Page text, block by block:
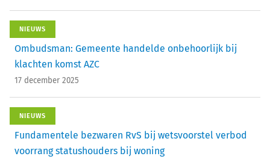
NIEUWS
Ombudsman: Gemeente handelde onbehoorlijk bij
klachten komst AZC
17 december 2025
NIEUWS
Fundamentele bezwaren RvS bij wetsvoorstel verbod
voorrang statushouders bij woning